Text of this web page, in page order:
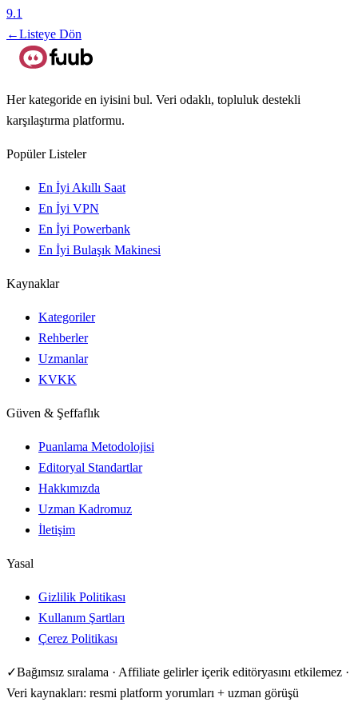
9.1
←Listeye Dön
Her kategoride en iyisini bul. Veri odaklı, topluluk destekli
karşılaştırma platformu.
Popüler Listeler
En İyi Akıllı Saat
En İyi VPN
En İyi Powerbank
En İyi Bulaşık Makinesi
Kaynaklar
Kategoriler
Rehberler
Uzmanlar
KVKK
Güven & Şeffaflık
Puanlama Metodolojisi
Editoryal Standartlar
Hakkımızda
Uzman Kadromuz
İletişim
Yasal
Gizlilik Politikası
Kullanım Şartları
Çerez Politikası
✓Bağımsız sıralama · Affiliate gelirler içerik editöryasını etkilemez ·
Veri kaynakları: resmi platform yorumları + uzman görüşü